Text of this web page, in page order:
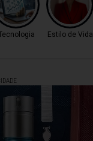
Estilo de Vida